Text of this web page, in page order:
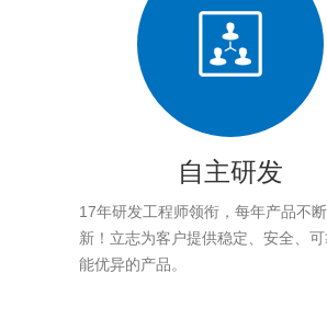
自主研发
17年研发工程师领衔，每年产品不
新！立志为客户提供稳定、安全、
能优异的产品。